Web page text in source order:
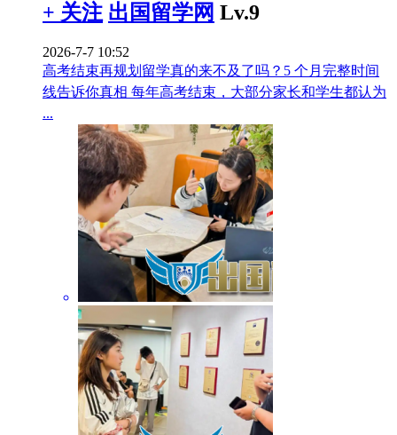
+ 关注 出国留学网 Lv.9
2026-7-7 10:52
高考结束再规划留学真的来不及了吗？5 个月完整时间
线告诉你真相 每年高考结束，大部分家长和学生都认为
...